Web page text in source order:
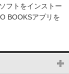
フトをインストー
BOOKSアプリを